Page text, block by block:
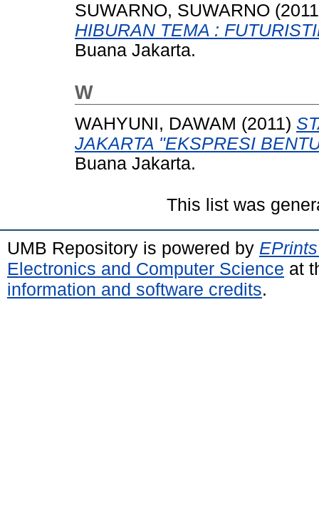
SUWARNO, SUWARNO
HIBURAN TEMA :
Buana Jakarta.
W
WAHYUNI, DAWAM (2011)
JAKARTA "EKSPRESI
Buana Jakarta.
This list was
UMB Repository is powered by
Electronics and Computer Science at
information and software credits.